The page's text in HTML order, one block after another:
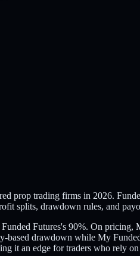
prop trading firms in 2026.
splits, drawdown rules, and
Futures's 90%. On
drawdown while My
it an edge for traders who rely on